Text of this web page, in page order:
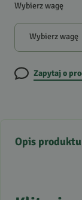
Wybierz wagę
Wybierz wagę
Zapytaj o
Opis produktu